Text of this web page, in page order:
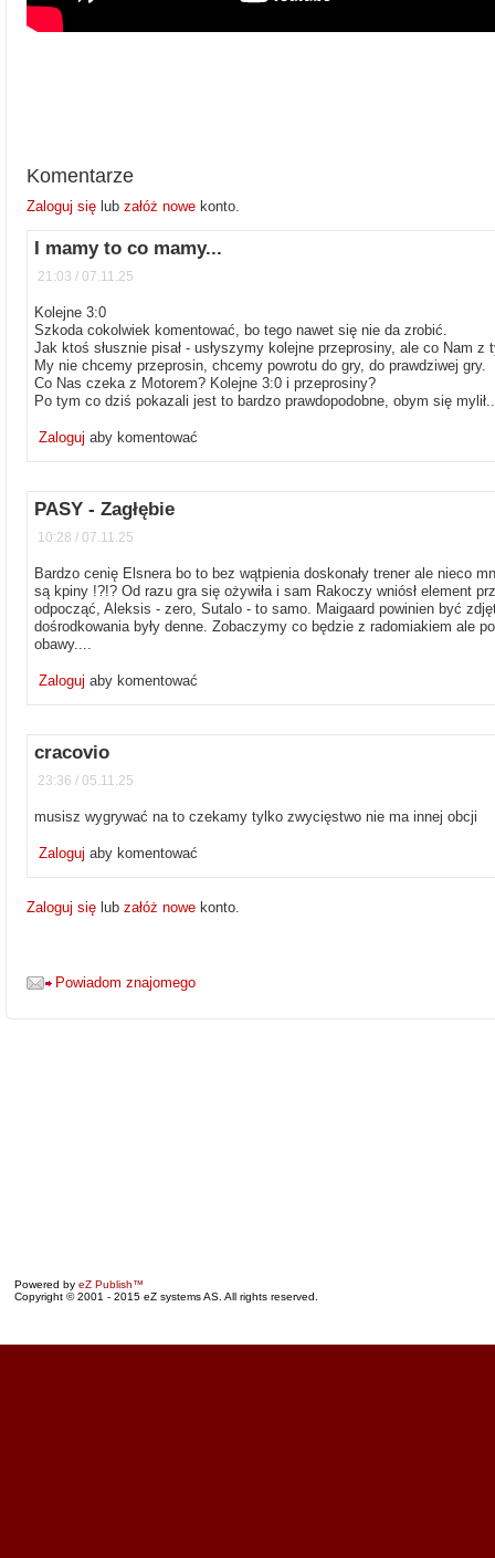
Komentarze
Zaloguj się lub załóż nowe konto.
I mamy to co mamy...
21:03 / 07.11.25
Kolejne 3:0
Szkoda cokolwiek komentować, bo tego nawet się nie da zrobić.
Jak ktoś słusznie pisał - usłyszymy kolejne przeprosiny, ale co Nam z
My nie chcemy przeprosin, chcemy powrotu do gry, do prawdziwej gry.
Co Nas czeka z Motorem? Kolejne 3:0 i przeprosiny?
Po tym co dziś pokazali jest to bardzo prawdopodobne, obym się
Zalogujaby komentować
PASY - Zagłębie
10:28 / 07.11.25
Bardzo cenię Elsnera bo to bez wątpienia doskonały trener ale nieco
są kpiny !?!? Od razu gra się ożywiła i sam Rakoczy wniósł element
odpocząć, Aleksis - zero, Sutalo - to samo. Maigaard powinien być
dośrodkowania były denne. Zobaczymy co będzie z radomiakiem ale
obawy....
Zalogujaby komentować
cracovio
23:36 / 05.11.25
musisz wygrywać na to czekamy tylko zwycięstwo nie ma innej obcji
Zalogujaby komentować
Zaloguj się lub załóż nowe konto.
Powiadom znajomego
Powered by eZ Publish™
Copyright © 2001 - 2015 eZ systems AS. All rights reserved.